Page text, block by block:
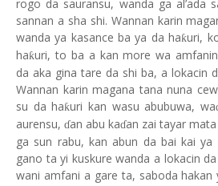
rogo da sauransu, wanda ga al’ada
sannan a sha shi. Wannan karin
wanda ya kasance ba ya da haƙuri,
haƙuri, to ba a kan more wa
da aka gina tare da shi ba, a lokacin
Wannan karin magana tana nuna
su da haƙuri kan wasu abubuwa, wa
aurensu, ɗan abu kaɗan zai tayar mata
ga sun rabu, kan abun da bai kai
gano ta yi kuskure wanda a lokacin
wani amfani a gare ta, saboda